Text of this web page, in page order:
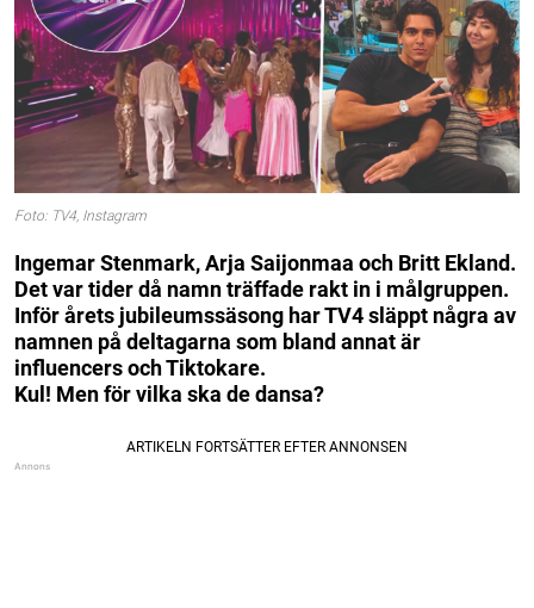
Foto: TV4, Instagram
Ingemar Stenmark, Arja Saijonmaa och Britt Ekland.
Det var tider då namn träffade rakt in i målgruppen.
Inför årets jubileumssäsong har TV4 släppt några av
namnen på deltagarna som bland annat är
influencers och Tiktokare.
Kul! Men för vilka ska de dansa?